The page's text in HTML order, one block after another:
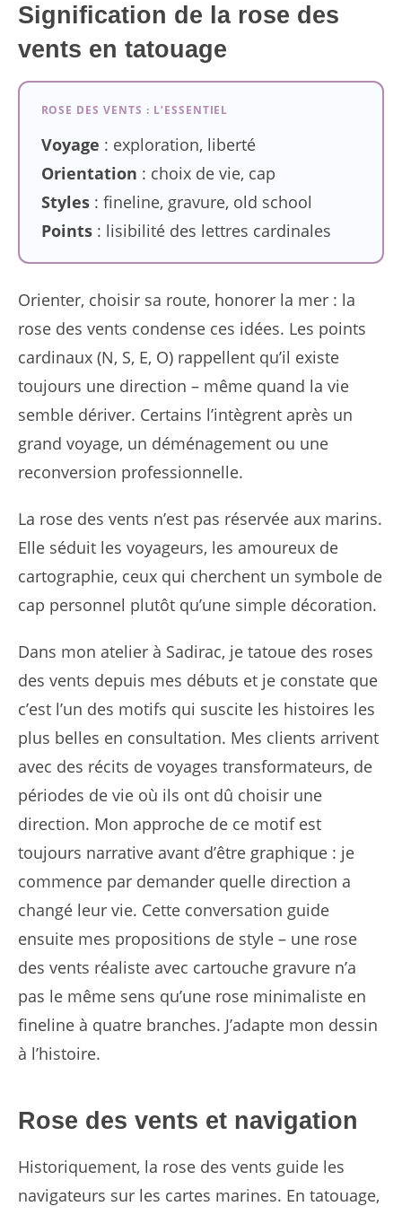
Signification de la rose des
vents en tatouage
ROSE DES VENTS : L’ESSENTIEL
Voyage : exploration, liberté
Orientation : choix de vie, cap
Styles: fineline, gravure, old school
Points: lisibilité des lettres cardinales
Orienter, choisir sa route, honorer la mer : la
rose des vents condense ces idées. Les points
cardinaux (N, S, E, O) rappellent qu’il existe
toujours une direction – même quand la vie
semble dériver. Certains l’intègrent après un
grand voyage, un déménagement ou une
reconversion professionnelle.
La rose des vents n’est pas réservée aux marins.
Elle séduit les voyageurs, les amoureux de
cartographie, ceux qui cherchent un symbole de
cap personnel plutôt qu’une simple décoration.
Dans mon atelier à Sadirac, je tatoue des roses
des vents depuis mes débuts et je constate que
c’est l’un des motifs qui suscite les histoires les
plus belles en consultation. Mes clients arrivent
avec des récits de voyages transformateurs, de
périodes de vie où ils ont dû choisir une
direction. Mon approche de ce motif est
toujours narrative avant d’être graphique : je
commence par demander quelle direction a
changé leur vie. Cette conversation guide
ensuite mes propositions de style – une rose
des vents réaliste avec cartouche gravure n’a
pas le même sens qu’une rose minimaliste en
fineline à quatre branches. J’adapte mon dessin
à l’histoire.
Rose des vents et navigation
Historiquement, la rose des vents guide les
navigateurs sur les cartes marines. En tatouage,